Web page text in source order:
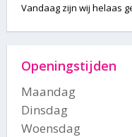
Vandaag zijn wij helaas
Openingstijden
Maandag
Dinsdag
Woensdag